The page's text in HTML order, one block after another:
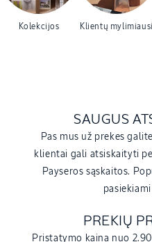
Kolekcijos Klientų mylimiausi
SAUGUS
Pas mus už prekes
klientai gali atsiskaityti
Payseros sąskaitos.
PREKIŲ
Pristatymo kaina nuo